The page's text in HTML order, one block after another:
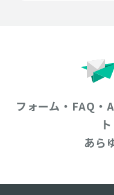
フォーム・FAQ・
あら